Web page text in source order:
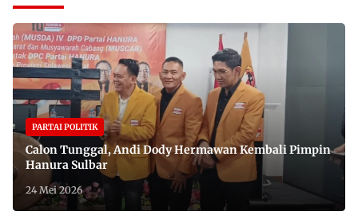
PARTAI POLITIK
Calon Tunggal, Andi Dody Hermawan Kembali Pimpin
Hanura Sulbar
24 Mei 2026